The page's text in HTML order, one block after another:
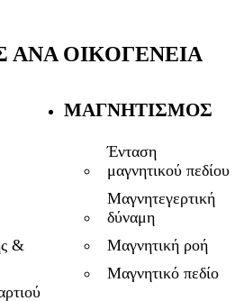
ΑΝΆ ΟΙΚΟΓΈΝΕΙΑ
&
ΜΑΓΝΗΤΙΣΜΌΣ
Ένταση
μαγνητικού πεδίου
Μαγνητεγερτική
δύναμη
Μαγνητική ροή
Μαγνητικό πεδίο